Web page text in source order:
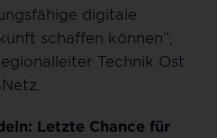
digitale
schaffen können“,
Technik Ost
Letzte Chance für